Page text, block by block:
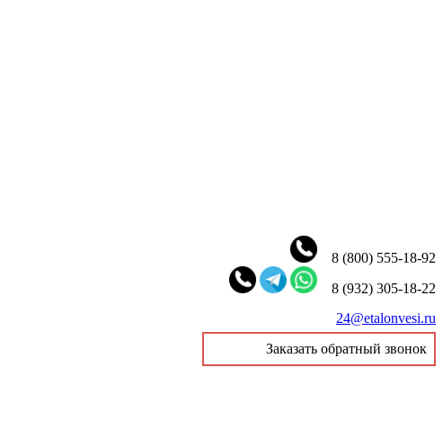
8 (800) 555-18-92
8 (932) 305-18-22
24@etalonvesi.ru
Заказать обратный звонок